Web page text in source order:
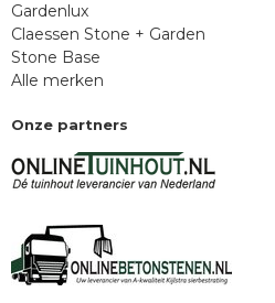
Gardenlux
Claessen Stone + Garden
Stone Base
Alle merken
Onze partners